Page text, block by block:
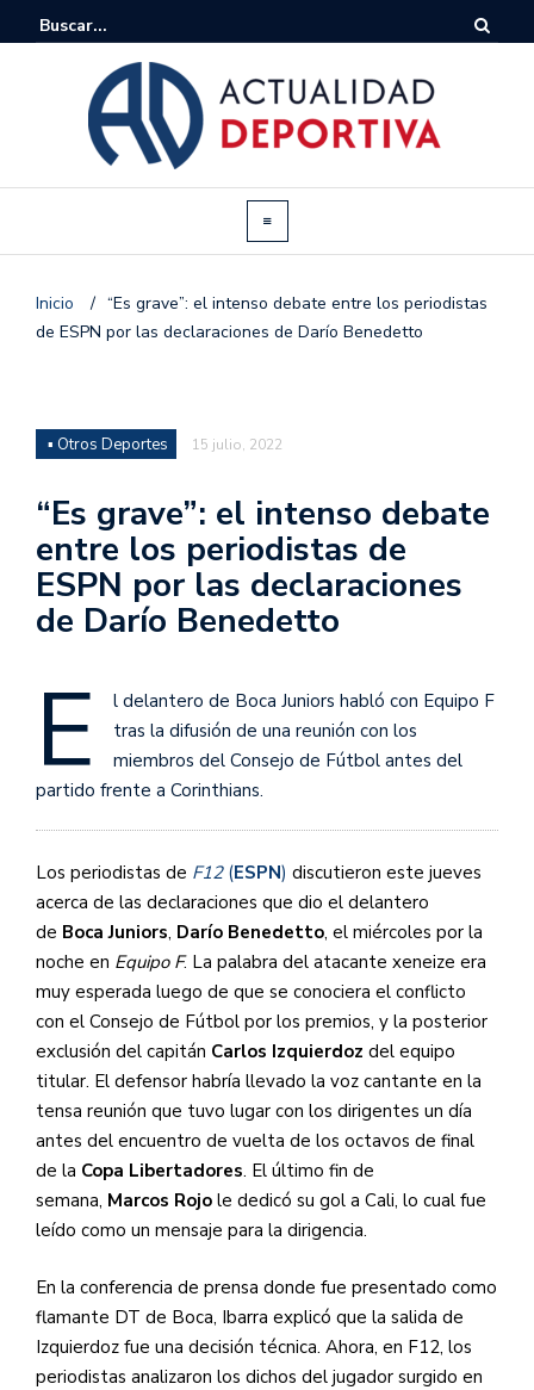
Inicio / “Es grave”: el intenso debate entre los periodistas
de ESPN por las declaraciones de Darío Benedetto
▪ Otros Deportes 15 julio, 2022
“Es grave”: el intenso debate
entre los periodistas de
ESPN por las declaraciones
de Darío Benedetto
E
l delantero de Boca Juniors habló con Equipo F
tras la difusión de una reunión con los
miembros del Consejo de Fútbol antes del
partido frente a Corinthians.
Los periodistas de F12(ESPN) discutieron este jueves
acerca de las declaraciones que dio el delantero
de Boca Juniors, Darío Benedetto, el miércoles por la
noche en Equipo F. La palabra del atacante xeneize era
muy esperada luego de que se conociera el conflicto
con el Consejo de Fútbol por los premios, y la posterior
exclusión del capitán Carlos Izquierdoz del equipo
titular. El defensor habría llevado la voz cantante en la
tensa reunión que tuvo lugar con los dirigentes un día
antes del encuentro de vuelta de los octavos de final
de la Copa Libertadores. El último fin de
semana, Marcos Rojo le dedicó su gol a Cali, lo cual fue
leído como un mensaje para la dirigencia.
En la conferencia de prensa donde fue presentado como
flamante DT de Boca, Ibarra explicó que la salida de
Izquierdoz fue una decisión técnica. Ahora, en F12, los
periodistas analizaron los dichos del jugador surgido en